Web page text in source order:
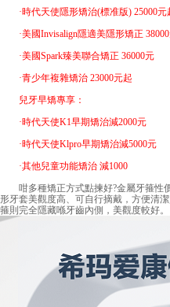
·時代天使隱形矯治(標准版) 25000元
·美國Invisalign隱適美隱形矯正 38000
·美國Spark臻美聯合矯正 36000元
·青少年複雜矯治 23000元起
兒牙早矯專享：
·時代天使K1早期矯治減2000元
·時代天使Klpro早期矯治減5000元
·其他兒童功能矯治 減1000
咁多種矯正方式點揀好?金屬牙箍性
形牙套美觀度高、可自行摘戴，方便清
箍則完全隱藏喺牙齒內側，美觀度較好。